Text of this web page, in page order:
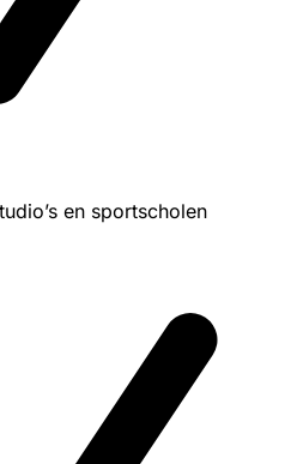
en sportscholen